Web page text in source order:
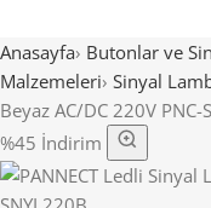
Anasayfa› Butonlar ve
Malzemeleri› Sinyal
Beyaz AC/DC 220V PNC-
%45 İndirim